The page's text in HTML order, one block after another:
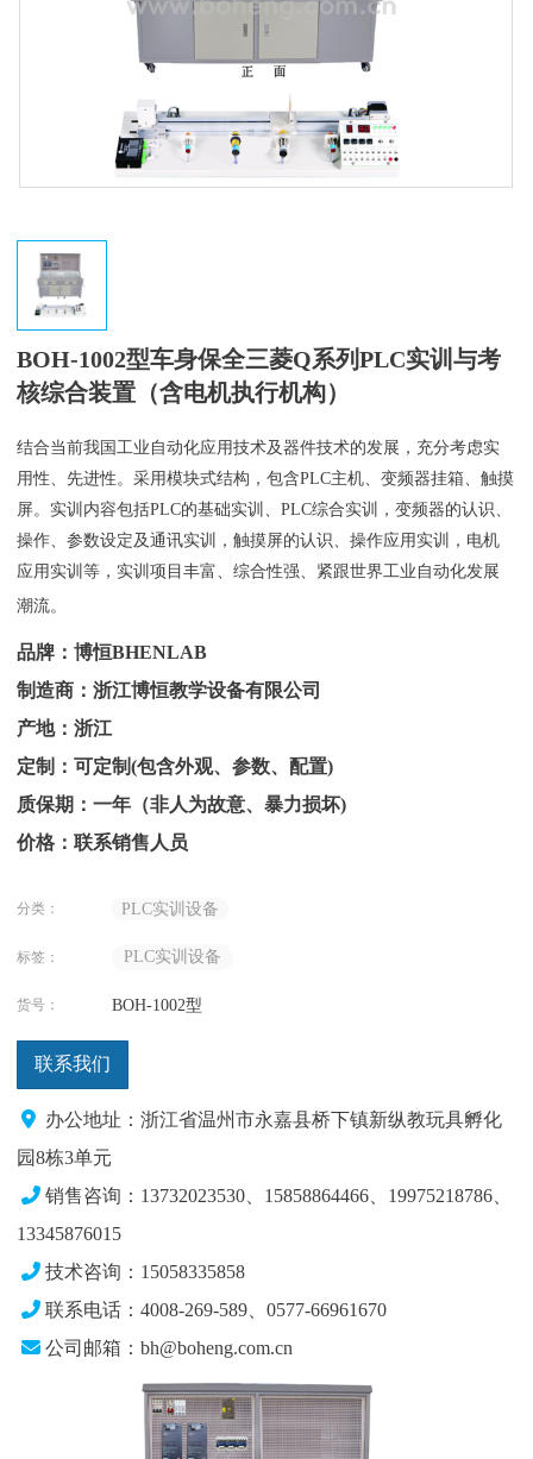
BOH-1002型车身保全三菱Q系列PLC实训与考
核综合装置（含电机执行机构）
结合当前我国工业自动化应用技术及器件技术的发展，充分考虑实
用性、先进性。采用模块式结构，包含PLC主机、变频器挂箱、触摸
屏。实训内容包括PLC的基础实训、PLC综合实训，变频器的认识、
操作、参数设定及通讯实训，触摸屏的认识、操作应用实训，电机
应用实训等，实训项目丰富、综合性强、紧跟世界工业自动化发展
潮流。
品牌：博恒BHENLAB
制造商：浙江博恒教学设备有限公司
产地：浙江
定制：可定制(包含外观、参数、配置)
质保期：一年（非人为故意、暴力损坏)
价格：联系销售人员
分类： PLC实训设备
标签： PLC实训设备
货号： BOH-1002型
联系我们
办公地址：浙江省温州市永嘉县桥下镇新纵教玩具孵化
园8栋3单元
销售咨询：13732023530、15858864466、19975218786
13345876015
技术咨询：15058335858
联系电话：4008-269-589、0577-66961670
公司邮箱：bh@boheng.com.cn